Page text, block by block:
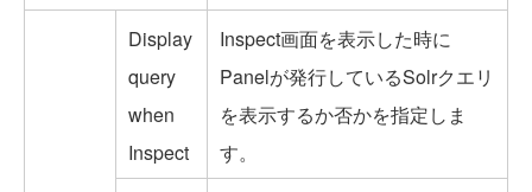
Display
query
when
Inspect
Inspect画面を表示した時に
Panelが発行しているSolrクエリ
を表示するか否かを指定しま
す。